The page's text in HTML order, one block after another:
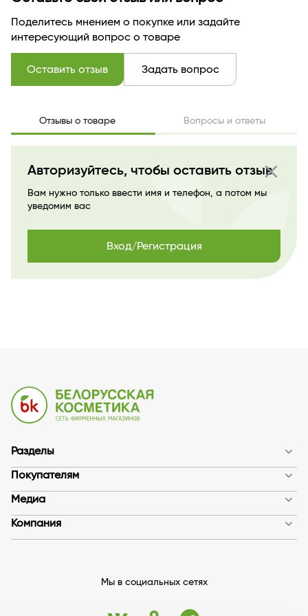
Поделитесь мнением о покупке или задайте
интересующий вопрос о товаре
Оставить отзыв Задать вопрос
Отзывы о товаре Вопросы и ответы
close
Авторизуйтесь, чтобы оставить отзыв
Вам нужно только ввести имя и телефон, а потом мы
уведомим вас
Вход/Регистрация
Разделы
Покупателям
Медиа
Компания
Мы в социальных сетях